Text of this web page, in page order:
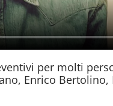
per molti
Enrico